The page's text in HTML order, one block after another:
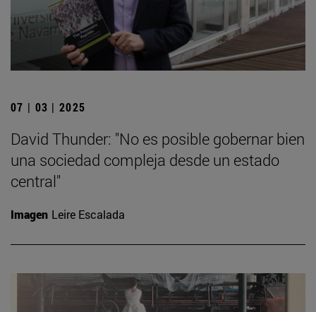
07 | 03 | 2025
David Thunder: "No es posible gobernar bien
una sociedad compleja desde un estado
central"
Imagen Leire Escalada